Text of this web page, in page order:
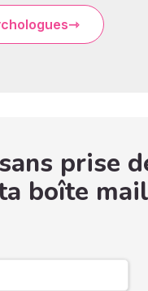
prise
boîte